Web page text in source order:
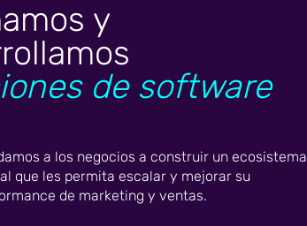
y
de software
a los negocios a construir un ecosistema
que les permita escalar y mejorar su
de marketing y ventas.